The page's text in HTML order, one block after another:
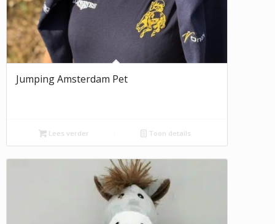
Jumping Amsterdam Pet
Lees verder Toon details